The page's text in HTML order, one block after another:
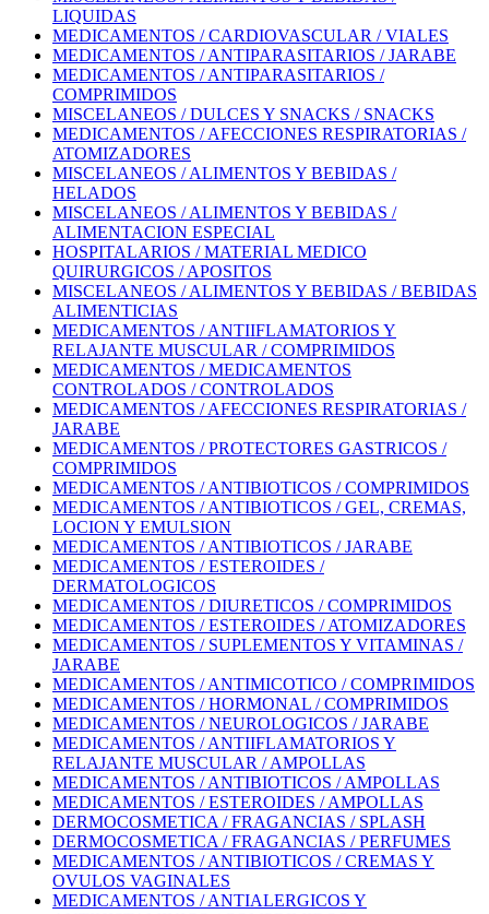
LIQUIDAS
MEDICAMENTOS / CARDIOVASCULAR / VIALES
MEDICAMENTOS / ANTIPARASITARIOS / JARABE
MEDICAMENTOS / ANTIPARASITARIOS /
COMPRIMIDOS
MISCELANEOS / DULCES Y SNACKS / SNACKS
MEDICAMENTOS / AFECCIONES RESPIRATORIAS /
ATOMIZADORES
MISCELANEOS / ALIMENTOS Y BEBIDAS /
HELADOS
MISCELANEOS / ALIMENTOS Y BEBIDAS /
ALIMENTACION ESPECIAL
HOSPITALARIOS / MATERIAL MEDICO
QUIRURGICOS / APOSITOS
MISCELANEOS / ALIMENTOS Y BEBIDAS / BEBIDAS
ALIMENTICIAS
MEDICAMENTOS / ANTIIFLAMATORIOS Y
RELAJANTE MUSCULAR / COMPRIMIDOS
MEDICAMENTOS / MEDICAMENTOS
CONTROLADOS / CONTROLADOS
MEDICAMENTOS / AFECCIONES RESPIRATORIAS /
JARABE
MEDICAMENTOS / PROTECTORES GASTRICOS /
COMPRIMIDOS
MEDICAMENTOS / ANTIBIOTICOS / COMPRIMIDOS
MEDICAMENTOS / ANTIBIOTICOS / GEL, CREMAS,
LOCION Y EMULSION
MEDICAMENTOS / ANTIBIOTICOS / JARABE
MEDICAMENTOS / ESTEROIDES /
DERMATOLOGICOS
MEDICAMENTOS / DIURETICOS / COMPRIMIDOS
MEDICAMENTOS / ESTEROIDES / ATOMIZADORES
MEDICAMENTOS / SUPLEMENTOS Y VITAMINAS /
JARABE
MEDICAMENTOS / ANTIMICOTICO / COMPRIMIDOS
MEDICAMENTOS / HORMONAL / COMPRIMIDOS
MEDICAMENTOS / NEUROLOGICOS / JARABE
MEDICAMENTOS / ANTIIFLAMATORIOS Y
RELAJANTE MUSCULAR / AMPOLLAS
MEDICAMENTOS / ANTIBIOTICOS / AMPOLLAS
MEDICAMENTOS / ESTEROIDES / AMPOLLAS
DERMOCOSMETICA / FRAGANCIAS / SPLASH
DERMOCOSMETICA / FRAGANCIAS / PERFUMES
MEDICAMENTOS / ANTIBIOTICOS / CREMAS Y
OVULOS VAGINALES
MEDICAMENTOS / ANTIALERGICOS Y